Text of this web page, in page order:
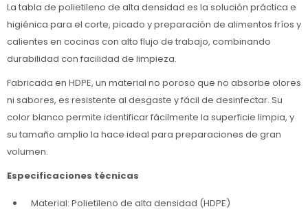
La tabla de polietileno de alta densidad es la solución práctica e
higiénica para el corte, picado y preparación de alimentos fríos y
calientes en cocinas con alto flujo de trabajo, combinando
durabilidad con facilidad de limpieza.
Fabricada en HDPE, un material no poroso que no absorbe olores
ni sabores, es resistente al desgaste y fácil de desinfectar. Su
color blanco permite identificar fácilmente la superficie limpia, y
su tamaño amplio la hace ideal para preparaciones de gran
volumen.
Especificaciones técnicas
Material: Polietileno de alta densidad (HDPE)